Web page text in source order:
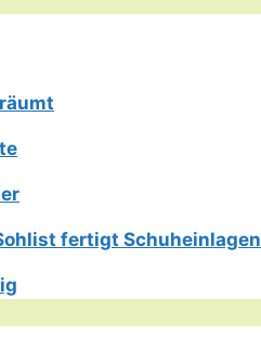
fertigt